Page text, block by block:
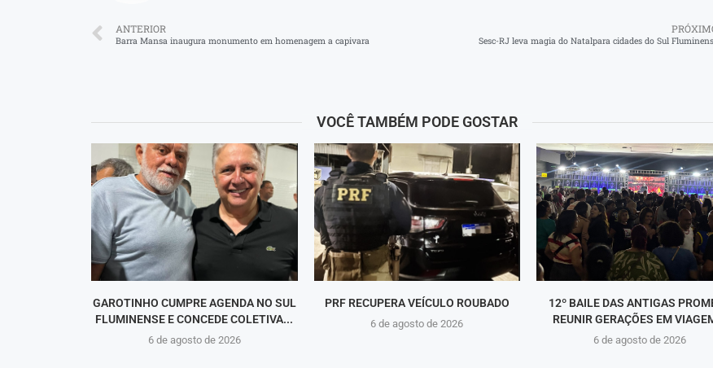
ANTERIOR
Barra Mansa inaugura monumento em homenagem a capivara Sesc-RJ leva magia do Natalpara cidades do Sul
VOCÊ TAMBÉM PODE GOSTAR
GAROTINHO CUMPRE AGENDA NO SUL
FLUMINENSE E CONCEDE COLETIVA...
6 de agosto de 2026
PRF RECUPERA VEÍCULO ROUBADO
6 de agosto de 2026
12º BAILE DAS ANTIGAS
REUNIR GERAÇÕES EM
6 de agosto de 2026